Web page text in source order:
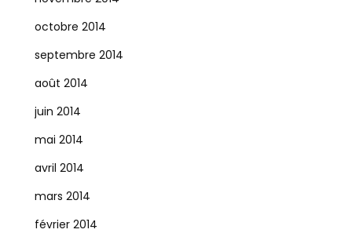
octobre 2014
septembre 2014
août 2014
juin 2014
mai 2014
avril 2014
mars 2014
février 2014